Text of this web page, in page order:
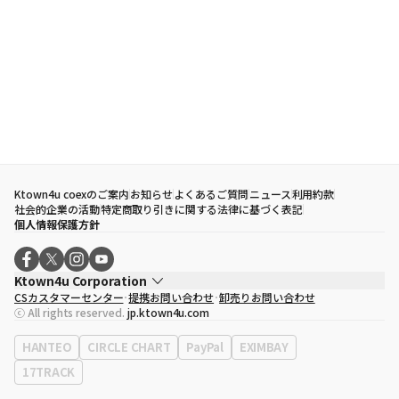
Ktown4u coexのご案内お知らせよくあるご質問ニュース利用約款
社会的企業の活動特定商取り引きに関する法律に基づく表記
個人情報保護方針
Ktown4u Corporation
代表取締役
ソン・ヒョミン
事業者登録番号120-87-71116
eContext
0120-23-7523
事務所住所
ソウル特別市江南区永東大路513、3階(三成洞、coex)
CSカスタマーセンター 提携お問い合わせ 卸売りお問い合わせ
ⓒ All rights reserved. jp.ktown4u.com
HANTEO CIRCLE CHART PayPal
EXIMBAY
17TRACK